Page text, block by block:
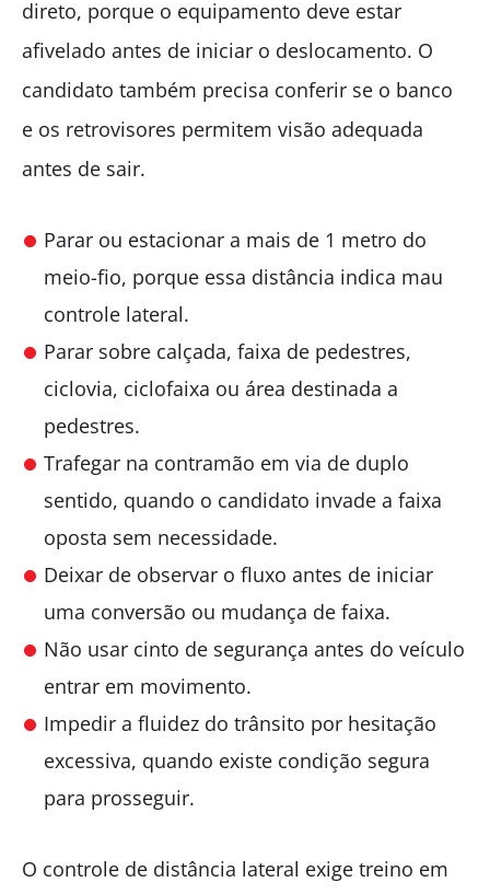
direto, porque o equipamento deve estar
afivelado antes de iniciar o deslocamento. O
candidato também precisa conferir se o banco
e os retrovisores permitem visão adequada
antes de sair.
Parar ou estacionar a mais de 1 metro do
meio-fio, porque essa distância indica mau
controle lateral.
Parar sobre calçada, faixa de pedestres,
ciclovia, ciclofaixa ou área destinada a
pedestres.
Trafegar na contramão em via de duplo
sentido, quando o candidato invade a faixa
oposta sem necessidade.
Deixar de observar o fluxo antes de iniciar
uma conversão ou mudança de faixa.
Não usar cinto de segurança antes do veículo
entrar em movimento.
Impedir a fluidez do trânsito por hesitação
excessiva, quando existe condição segura
para prosseguir.
O controle de distância lateral exige treino em